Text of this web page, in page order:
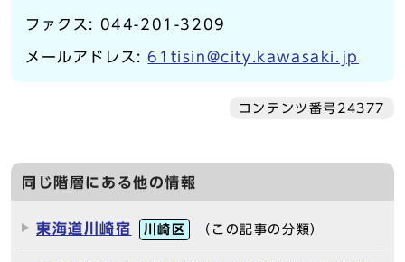
ファクス: 044-201-3209
メールアドレス:61tisin@city.kawasaki.jp
コンテンツ番号24377
同じ階層にある他の情報
東海道川崎宿 川崎区 （この記事の分類）